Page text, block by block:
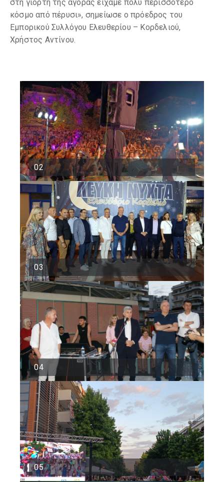
στη γιορτή της αγοράς είχαμε πολύ περισσότερο
κόσμο από πέρυσι», σημείωσε ο πρόεδρος του
Εμπορικού Συλλόγου Ελευθερίου – Κορδελιού,
Χρήστος Αντίνου.
02
03
04
05